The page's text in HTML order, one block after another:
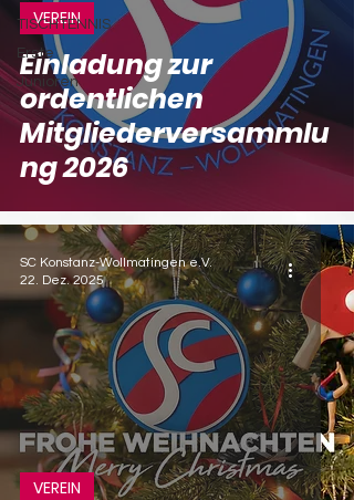
TISCHTENNIS
Erste
Junioren
Einladung zur
ordentlichen
Mitgliederversammlu
ng 2026
VEREIN
VEREIN
SC Konstanz-Wollmatingen e.V.
22. Dez. 2025